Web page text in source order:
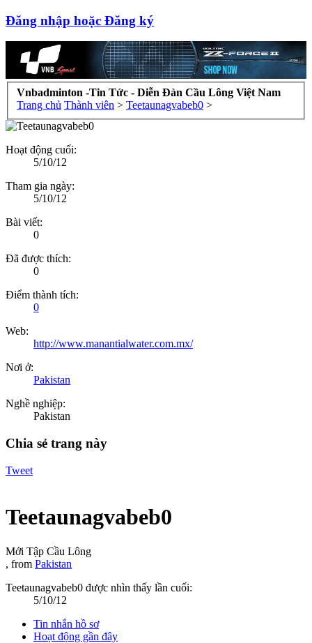
Đăng nhập hoặc Đăng ký
Vnbadminton -Tin Tức - Diễn Đàn Cầu Lông Việt Nam
Trang chủ Thành viên > Teetaunagvabeb0 >
Hoạt động cuối:
5/10/12
Tham gia ngày:
5/10/12
Bài viết:
0
Đã được thích:
0
Điểm thành tích:
0
Web:
http://www.manantialwater.com.mx/
Nơi ở:
Pakistan
Nghề nghiệp:
Pakistan
Chia sẻ trang này
Tweet
Teetaunagvabeb0
Mới Tập Cầu Lông
, from Pakistan
Teetaunagvabeb0 được nhìn thấy lần cuối:
5/10/12
Tin nhắn hồ sơ
Hoạt động gần đây